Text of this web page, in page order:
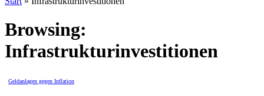
Browsing:
Infrastrukturinvestitionen
Geldanlagen gegen Inflation